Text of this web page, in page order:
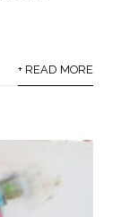
+ READ MORE